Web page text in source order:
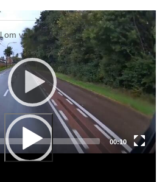
om verder te lezen
Total
duration
00:10